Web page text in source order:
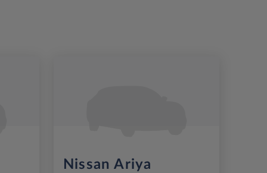
Nissan Ariya